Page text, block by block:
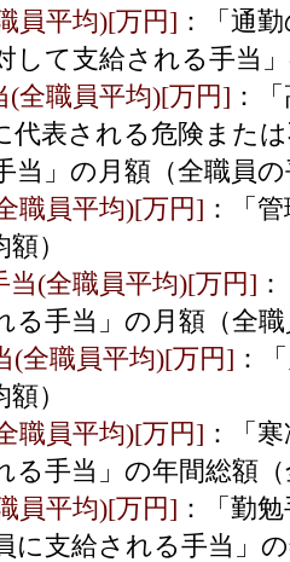
員平均)[万円] ：「通
して支給される手当
(全職員平均)[万円] ：
代表される危険また
当」の月額（全職員
職員平均)[万円] ：「
）
当(全職員平均)[万円]
る手当」の月額（全
(全職員平均)[万円] ：
）
職員平均)[万円] ：「
る手当」の年間総額
員平均)[万円] ：「勤
に支給される手当」